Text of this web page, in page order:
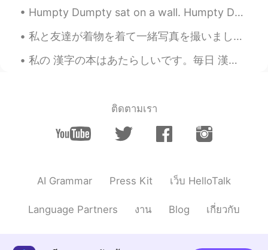
ぽん PON 2021.08.12 11:37
え、知らなかった！ これいいね
chii 2021.08.12 11:30
にあるなんて初めて知った！！
Humpty Dumpty sat on a wall. Humpty Dumpty had a great fall. All the king's horses and all the ki...
私と友達が着物を着て一緒写真を撮いました💕。 優しいお姉さんが私と友達なってくれました。彼女はモデル、だから私も着物を着ていました。お姉さが日本のことを一切教えてくれて。相変わらず、友達会いたい...
私の 漢字の本はあたらしいです。毎日 漢字をべんきょうします。でも、とてもむずかしいですね。🤔😬 My kanji book is new. I will study kanji everyd...
ติดตามเรา
AI Grammar Press Kit เว็บ HelloTalk
Language Partners งาน Blog เกี่ยวกับ